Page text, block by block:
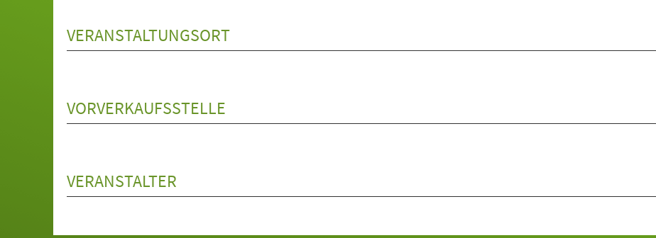
VERANSTALTUNGSORT
VORVERKAUFSSTELLE
VERANSTALTER